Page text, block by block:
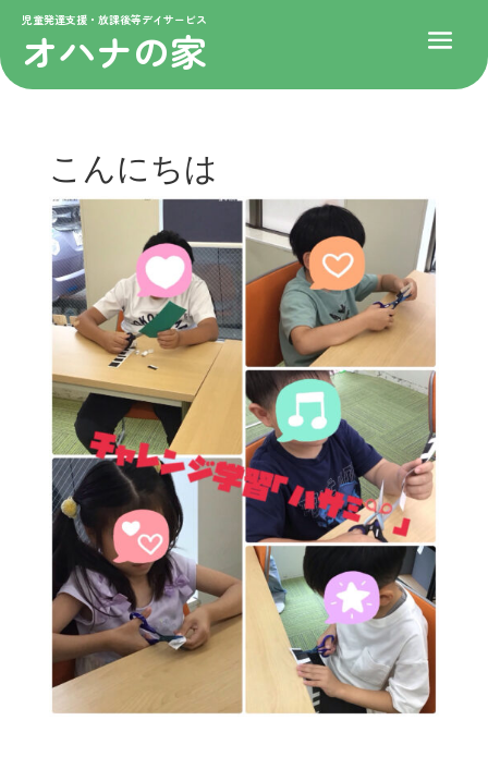
児童発達支援・放課後等デイサービス
オハナの家
こんにちは